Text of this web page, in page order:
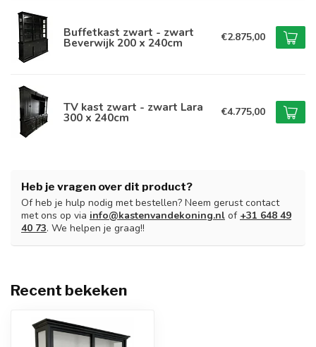
Buffetkast zwart - zwart
Beverwijk 200 x 240cm €2.875,00
TV kast zwart - zwart Lara
300 x 240cm €4.775,00
Heb je vragen over dit product?
Of heb je hulp nodig met bestellen? Neem gerust contact
met ons op via info@kastenvandekoning.nl of +31 648 49
40 73. We helpen je graag!!
Recent bekeken